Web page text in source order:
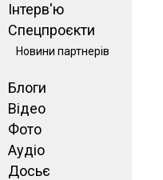
Інтерв'ю
Спецпроєкти
Новини партнерів
Блоги
Відео
Фото
Аудіо
Досьє